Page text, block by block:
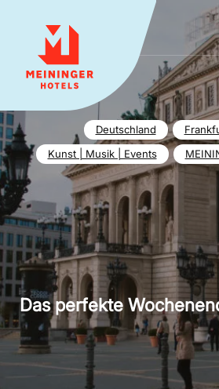
MEININGER HOTELS
Deutschland
Kunst | Musik | Events
Das perfekte